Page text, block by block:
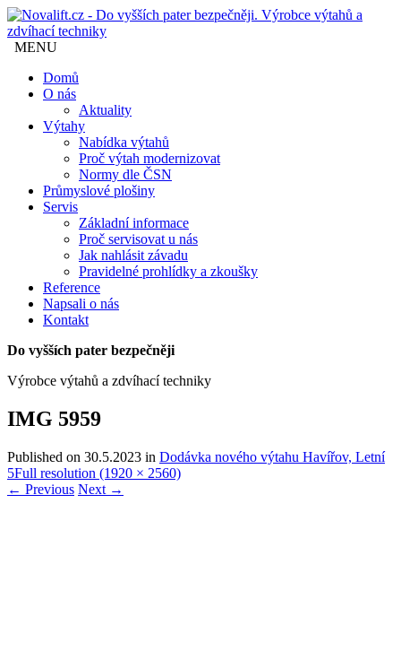
MENU
Domů
O nás
Aktuality
Výtahy
Nabídka výtahů
Proč výtah modernizovat
Normy dle ČSN
Průmyslové plošiny
Servis
Základní informace
Proč servisovat u nás
Jak nahlásit závadu
Pravidelné prohlídky a zkoušky
Reference
Napsali o nás
Kontakt
Do vyšších pater bezpečněji
Výrobce výtahů a zdvíhací techniky
IMG 5959
Published on 30.5.2023 in Dodávka nového výtahu Havířov, Letní
5Full resolution (1920 × 2560)
← Previous Next →